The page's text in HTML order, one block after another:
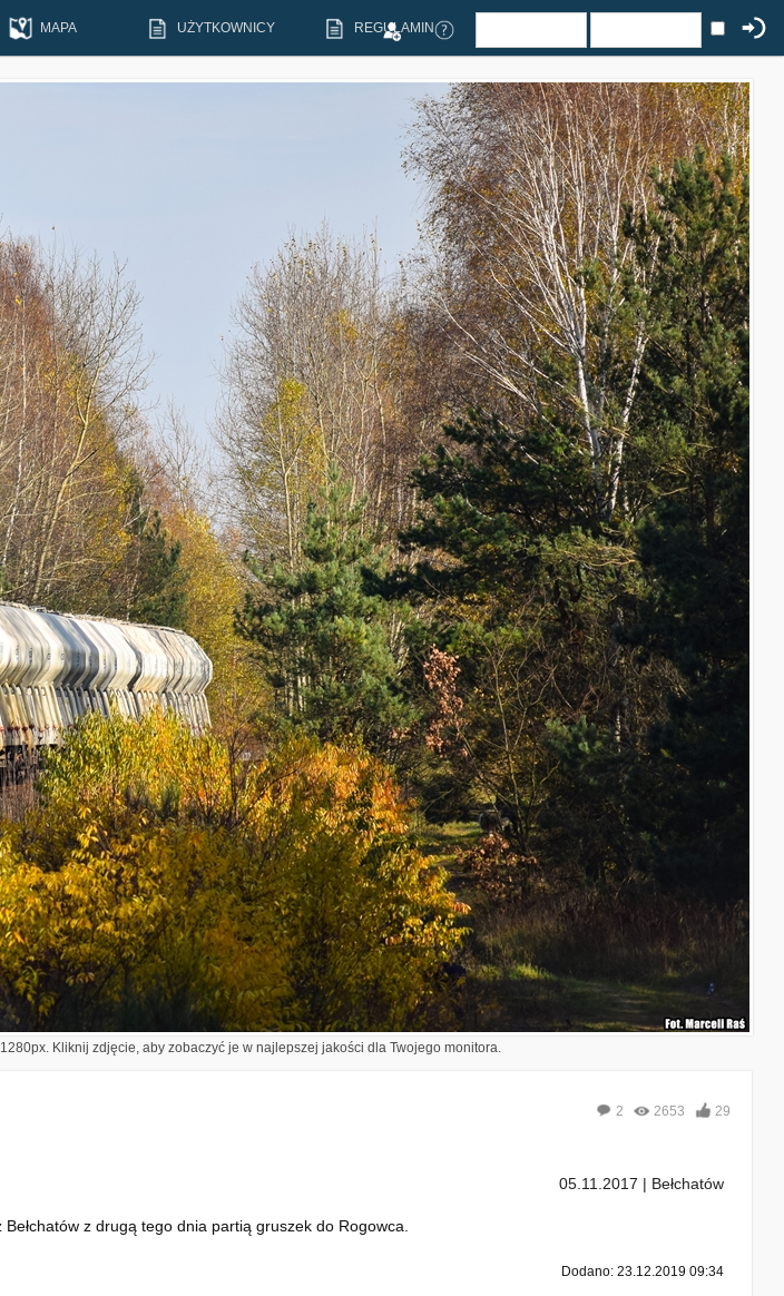
MAPA UŻYTKOWNICY REGULAMIN
Kliknij zdjęcie, aby zobaczyć je w najlepszej jakości dla Twojego monitora.
2 2653 29
05.11.2017 | Bełchatów
z drugą tego dnia partią gruszek do Rogowca.
Dodano: 23.12.2019 09:34